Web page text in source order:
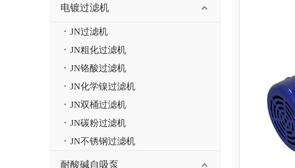
电镀过滤机
JN过滤机
JN粗化过滤机
JN铬酸过滤机
JN化学镍过滤机
JN双桶过滤机
JN碳粉过滤机
JN不锈钢过滤机
耐酸碱自吸泵